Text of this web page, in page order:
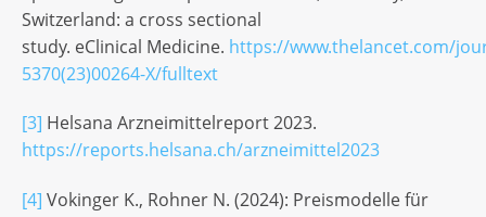
Switzerland: a cross sectional
study. eClinical Medicine. https://www.thelancet.com/
5370(23)00264-X/fulltext
[3] Helsana Arzneimittelreport 2023.
https://reports.helsana.ch/arzneimittel2023
[4] Vokinger K., Rohner N. (2024): Preismodelle für